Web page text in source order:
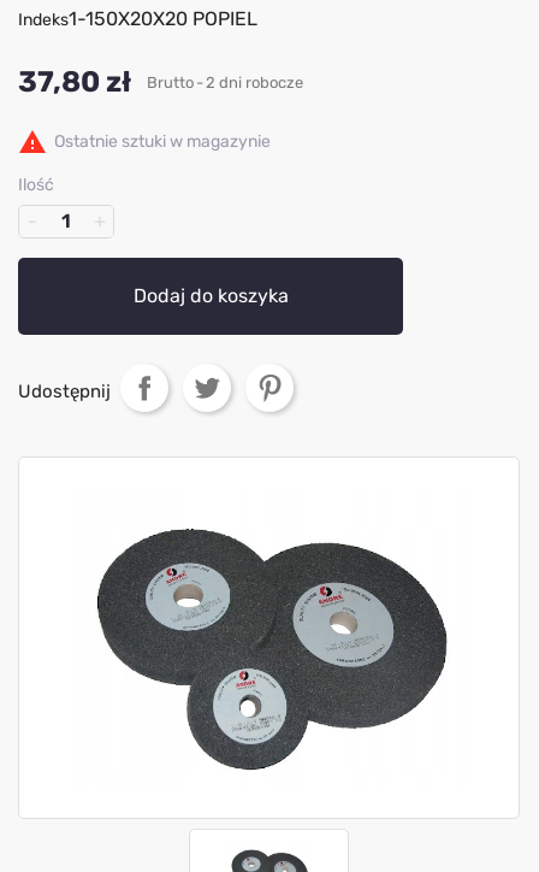
Indeks1-150X20X20 POPIEL
37,80 zł Brutto 2 dni robocze
 Ostatnie sztuki w magazynie
Ilość
Dodaj do koszyka
Udostępnij